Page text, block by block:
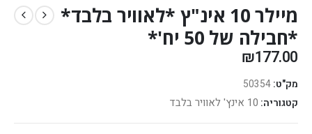
מיילר 10 אינ"ץ *לאוויר בלבד*
*חבילה של 50 יח'*
₪177.00
מק"ט: 50354
קטגוריה: 10 אינץ' לאוויר בלבד